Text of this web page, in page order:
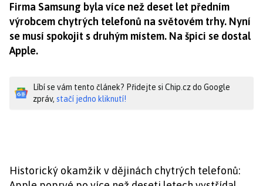
Firma Samsung byla více než deset let předním
výrobcem chytrých telefonů na světovém trhy. Nyní
se musí spokojit s druhým místem. Na špici se dostal
Apple.
Líbí se vám tento článek? Přidejte si Chip.cz do Google
zpráv, stačí jedno kliknutí!
Historický okamžik v dějinách chytrých telefonů: